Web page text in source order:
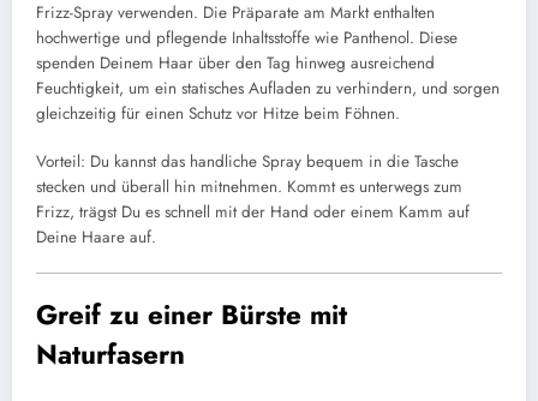
Frizz-Spray verwenden. Die Präparate am Markt enthalten
hochwertige und pflegende Inhaltsstoffe wie Panthenol. Diese
spenden Deinem Haar über den Tag hinweg ausreichend
Feuchtigkeit, um ein statisches Aufladen zu verhindern, und sorgen
gleichzeitig für einen Schutz vor Hitze beim Föhnen.
Vorteil: Du kannst das handliche Spray bequem in die Tasche
stecken und überall hin mitnehmen. Kommt es unterwegs zum
Frizz, trägst Du es schnell mit der Hand oder einem Kamm auf
Deine Haare auf.
Greif zu einer Bürste mit
Naturfasern